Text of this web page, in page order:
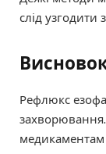
слід узгодити
Рефлюкс
медикаментам